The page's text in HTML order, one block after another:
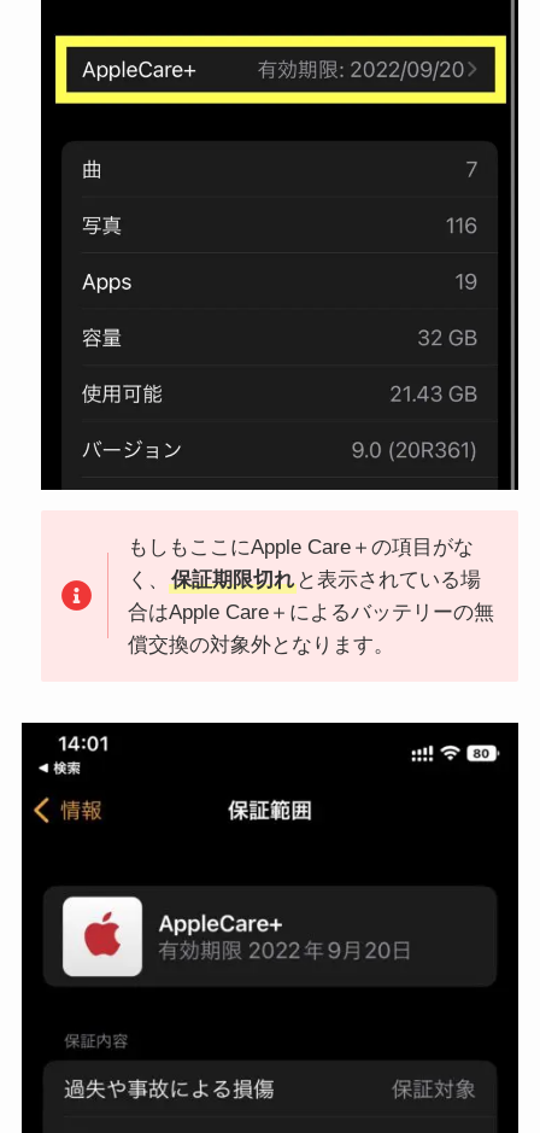
もしもここにApple Care＋の項目がな
く、保証期限切れ と表示されている場
合はApple Care＋によるバッテリーの無
償交換の対象外となります。